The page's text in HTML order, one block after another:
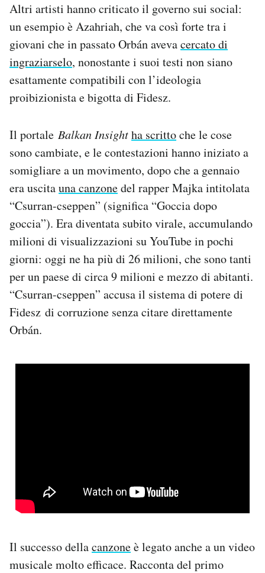
Altri artisti hanno criticato il governo sui social:
un esempio è Azahriah, che va così forte tra i
giovani che in passato Orbán avevacercato di
ingraziarselo, nonostante i suoi testi non siano
esattamente compatibili con l’ideologia
proibizionista e bigotta di Fidesz.
Il portale Balkan Insightha scrittoche le cose
sono cambiate, e le contestazioni hanno iniziato a
somigliare a un movimento, dopo che a gennaio
era uscitauna canzonedel rapper Majka intitolata
“Csurran-cseppen” (significa “Goccia dopo
goccia”). Era diventata subito virale, accumulando
milioni di visualizzazioni su YouTube in pochi
giorni: oggi ne ha più di 26 milioni, che sono tanti
per un paese di circa 9 milioni e mezzo di abitanti.
“Csurran-cseppen” accusa il sistema di potere di
Fidesz di corruzione senza citare direttamente
Orbán.
Il successo dellacanzoneè legato anche a un video
musicale molto efficace. Racconta del primo